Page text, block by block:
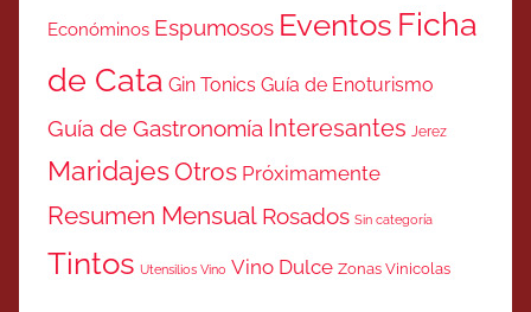
Económinos Espumosos Eventos Ficha
de Cata Gin Tonics Guía de Enoturismo
Guía de Gastronomía Interesantes Jerez
MaridajesOtros Próximamente
Resumen Mensual Rosados Sin categoría
Tintos Utensilios Vino Vino Dulce Zonas Vinicolas